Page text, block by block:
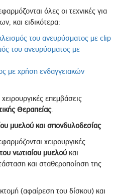
όλες οι τεχνικές για
και ειδικότερα:
του ανευρύσματος με clip
του ανευρύσματος με
με χρήση ενδαγγειακών
επεμβάσεις
Θεραπείας.
μυελού και σπονδυλοδεσίας
χειρουργικές
νωτιαίου μυελού και
και σταθεροποίηση της
(αφαίρεση του δίσκου) και